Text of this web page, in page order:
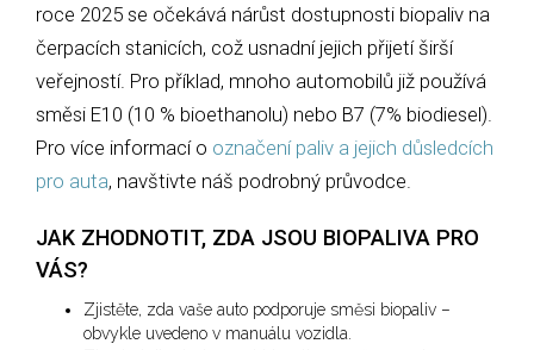
roce 2025 se očekává nárůst dostupnosti biopaliv na
čerpacích stanicích, což usnadní jejich přijetí širší
veřejností. Pro příklad, mnoho automobilů již používá
směsi E10 (10 % bioethanolu) nebo B7 (7% biodiesel).
Pro více informací o označení paliv a jejich důsledcích
pro auta, navštivte náš podrobný průvodce.
JAK ZHODNOTIT, ZDA JSOU BIOPALIVA PRO
VÁS?
Zjistěte, zda vaše auto podporuje směsi biopaliv –
obvykle uvedeno v manuálu vozidla.